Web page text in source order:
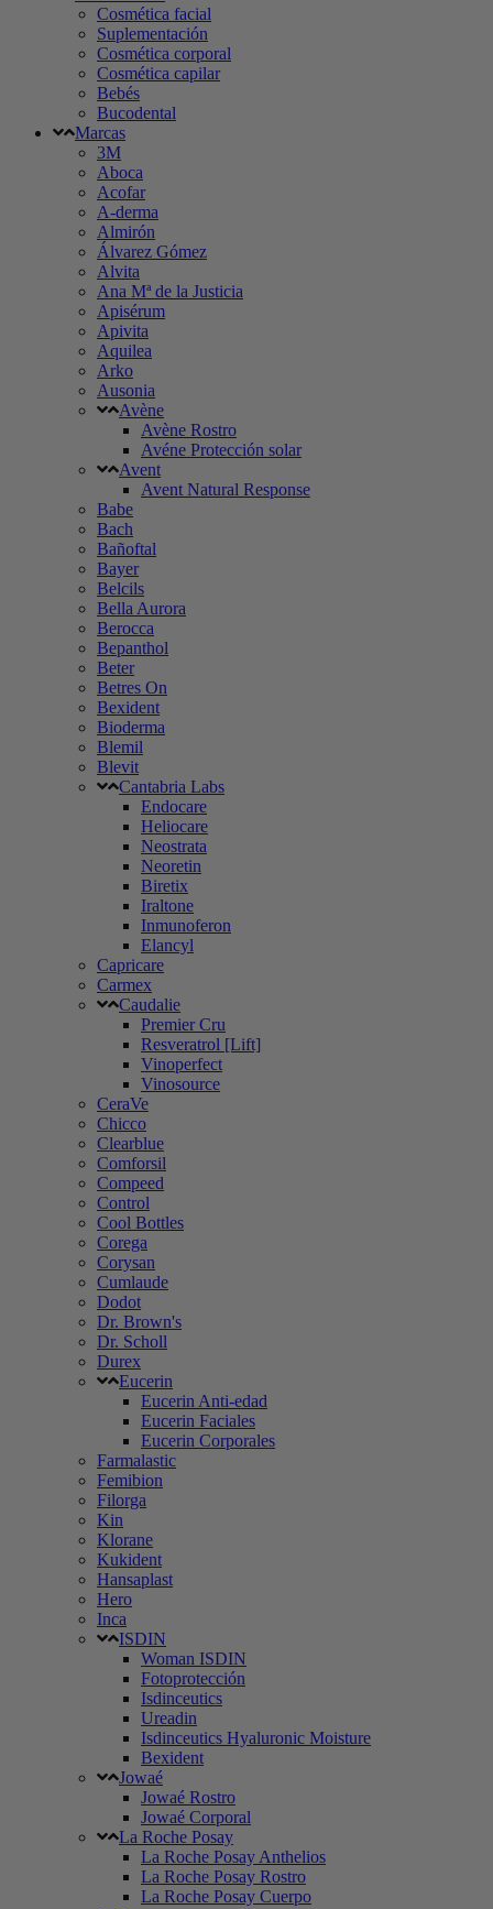
Cosmética facial
Suplementación
Cosmética corporal
Cosmética capilar
Bebés
Bucodental
Marcas
3M
Aboca
Acofar
A-derma
Almirón
Álvarez Gómez
Alvita
Ana Mª de la Justicia
Apisérum
Apivita
Aquilea
Arko
Ausonia
Avène
Avène Rostro
Avéne Protección solar
Avent
Avent Natural Response
Babe
Bach
Bañoftal
Bayer
Belcils
Bella Aurora
Berocca
Bepanthol
Beter
Betres On
Bexident
Bioderma
Blemil
Blevit
Cantabria Labs
Endocare
Heliocare
Neostrata
Neoretin
Biretix
Iraltone
Inmunoferon
Elancyl
Capricare
Carmex
Caudalie
Premier Cru
Resveratrol [Lift]
Vinoperfect
Vinosource
CeraVe
Chicco
Clearblue
Comforsil
Compeed
Control
Cool Bottles
Corega
Corysan
Cumlaude
Dodot
Dr. Brown's
Dr. Scholl
Durex
Eucerin
Eucerin Anti-edad
Eucerin Faciales
Eucerin Corporales
Farmalastic
Femibion
Filorga
Kin
Klorane
Kukident
Hansaplast
Hero
Inca
ISDIN
Woman ISDIN
Fotoprotección
Isdinceutics
Ureadin
Isdinceutics Hyaluronic Moisture
Bexident
Jowaé
Jowaé Rostro
Jowaé Corporal
La Roche Posay
La Roche Posay Anthelios
La Roche Posay Rostro
La Roche Posay Cuerpo